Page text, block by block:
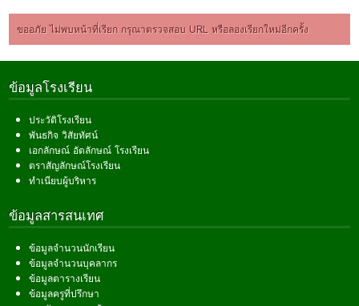
ขออภัย ไม่พบหน้าที่เรียก กรุณาตรวจสอบ URL หรือลองเรียกใหม่อีกครั้ง
ข้อมูลโรงเรียน
ประวัติโรงเรียน
พันธกิจ วิสัยทัศน์
เอกลักษณ์ อัตลักษณ์ โรงเรียน
ตราสัญลักษณ์โรงเรียน
ทำเนียบผู้บริหาร
ข้อมูลสารสนเทศ
ข้อมูลจำนวนนักเรียน
ข้อมูลจำนวนบุคลากร
ข้อมูลตารางเรียน
ข้อมูลครูที่ปรึกษา